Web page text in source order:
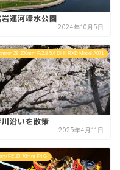
岩運河環水公園
2024年10月5日
28-200mm F/2.8-5.6 Di III RXD Model A071
川沿いを散策
2025年4月11日
FE 20-70mm F4 G